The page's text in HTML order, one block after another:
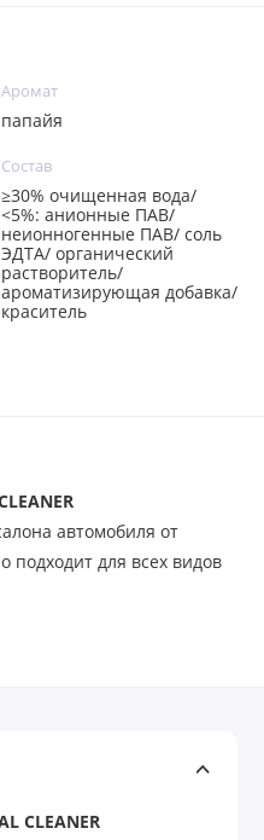
Аромат
папайя
Состав
≥30% очищенная вода/
<5%: анионные ПАВ/
неионногенные ПАВ/ соль
ЭДТА/ органический
растворитель/
ароматизирующая добавка/
краситель
автомобиля от
подходит для всех видов
CLEANER